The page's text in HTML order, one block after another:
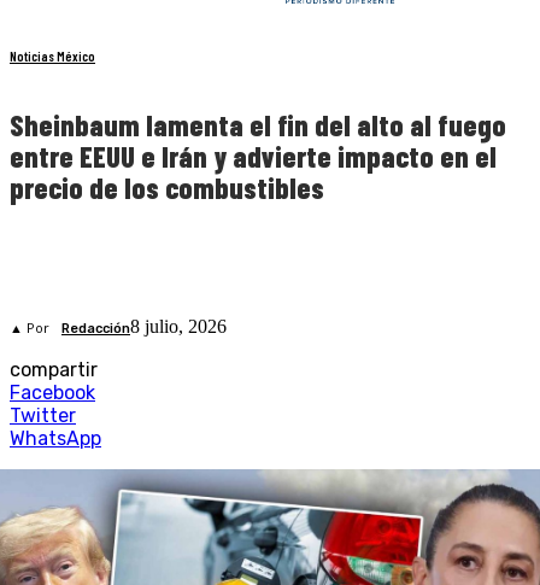
Noticias México
Sheinbaum lamenta el fin del alto al fuego
entre EEUU e Irán y advierte impacto en el
precio de los combustibles
▲ Por Redacción8 julio, 2026
compartir
Facebook
Twitter
WhatsApp